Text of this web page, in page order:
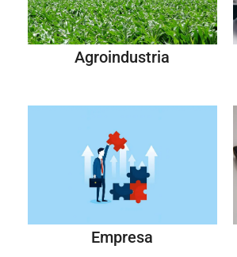
Agroindustria
Empresa